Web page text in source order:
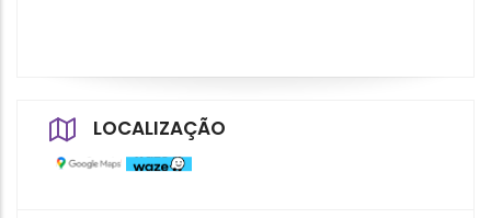
LOCALIZAÇÃO